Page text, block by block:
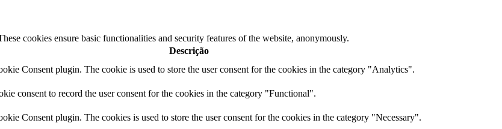
cookies ensure basic functionalities and security features of the website, anonymously.
Descrição
Consent plugin. The cookie is used to store the user consent for the cookies in the category "Analytics".
consent to record the user consent for the cookies in the category "Functional".
Consent plugin. The cookies is used to store the user consent for the cookies in the category "Necessary".